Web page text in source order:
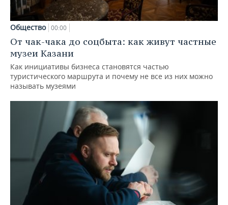
Общество 00:00
От чак-чака до соцбыта: как живут частные
музеи Казани
Как инициативы бизнеса становятся частью
туристического маршрута и почему не все из них можно
называть музеями